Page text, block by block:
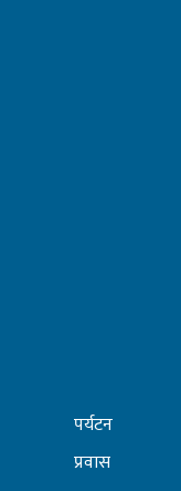
पर्यटन
प्रवास